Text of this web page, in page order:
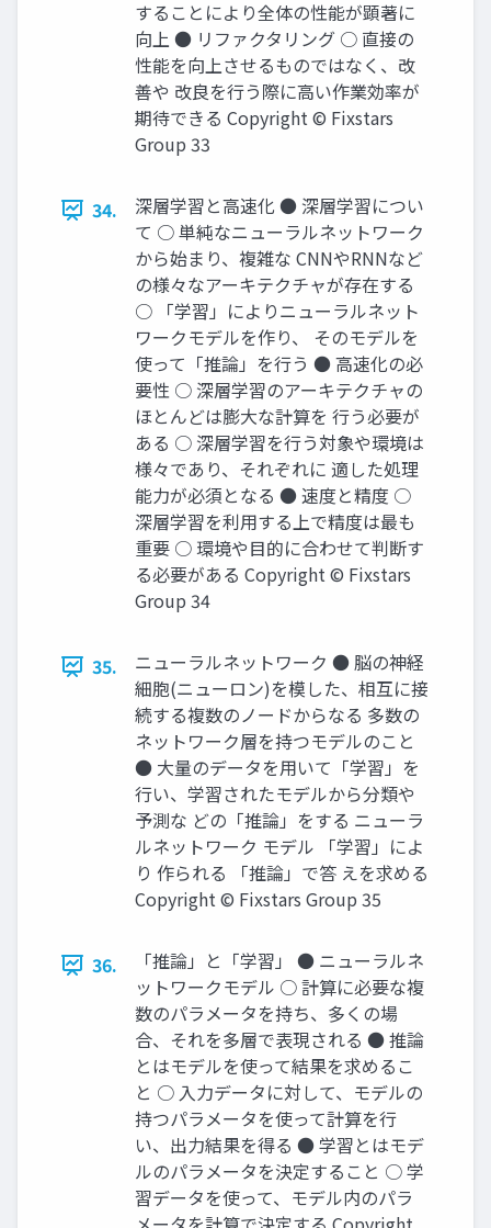
することにより全体の性能が顕著に
向上 ● リファクタリング ○ 直接の
性能を向上させるものではなく、改
善や 改良を行う際に高い作業効率が
期待できる Copyright © Fixstars
Group 33
34.
深層学習と高速化 ● 深層学習につい
て ○ 単純なニューラルネットワーク
から始まり、複雑な CNNやRNNなど
の様々なアーキテクチャが存在する
○ 「学習」によりニューラルネット
ワークモデルを作り、 そのモデルを
使って「推論」を行う ● 高速化の必
要性 ○ 深層学習のアーキテクチャの
ほとんどは膨大な計算を 行う必要が
ある ○ 深層学習を行う対象や環境は
様々であり、それぞれに 適した処理
能力が必須となる ● 速度と精度 ○
深層学習を利用する上で精度は最も
重要 ○ 環境や目的に合わせて判断す
る必要がある Copyright © Fixstars
Group 34
35.
ニューラルネットワーク ● 脳の神経
細胞(ニューロン)を模した、相互に接
続する複数のノードからなる 多数の
ネットワーク層を持つモデルのこと
● 大量のデータを用いて「学習」を
行い、学習されたモデルから分類や
予測な どの「推論」をする ニューラ
ルネットワーク モデル 「学習」によ
り 作られる 「推論」で答 えを求める
Copyright © Fixstars Group 35
36.
「推論」と「学習」 ● ニューラルネ
ットワークモデル ○ 計算に必要な複
数のパラメータを持ち、多くの場
合、それを多層で表現される ● 推論
とはモデルを使って結果を求めるこ
と ○ 入力データに対して、モデルの
持つパラメータを使って計算を行
い、出力結果を得る ● 学習とはモデ
ルのパラメータを決定すること ○ 学
習データを使って、モデル内のパラ